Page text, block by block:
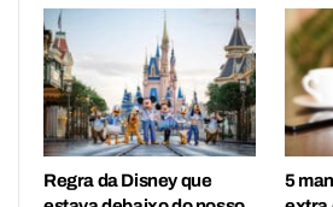
Regra da Disney que
5